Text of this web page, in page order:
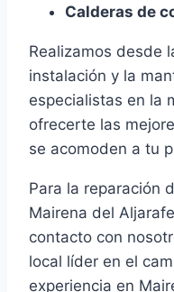
Calderas de
Realizamos desde
instalación y la
especialistas en la
ofrecerte las
se acomoden a tu
Para la reparación
Mairena del
contacto con
local líder en el
experiencia en